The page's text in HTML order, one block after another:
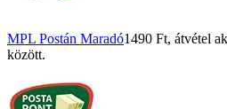
MPL Postán Maradó1490 Ft, átvétel
között.